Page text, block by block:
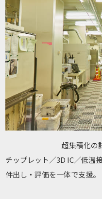
超集積化の
チップレット／3D IC／低温
件出し・評価を一体で支援。